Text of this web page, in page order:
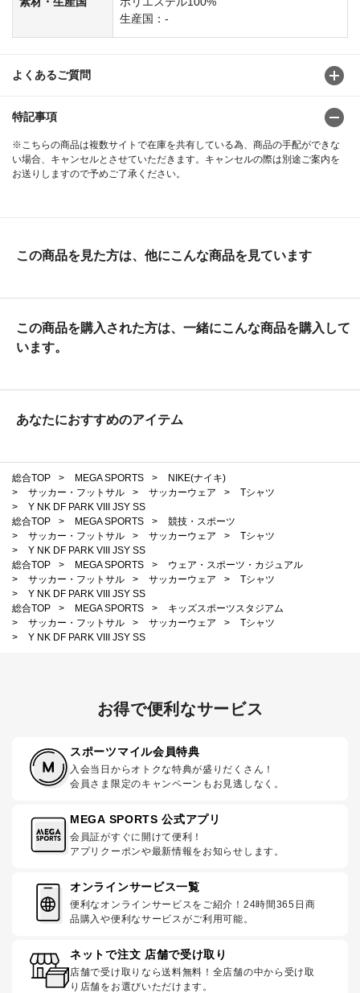
生産国：-
よくあるご質問
特記事項
※こちらの商品は複数サイトで在庫を共有している為、商品の手配ができな
い場合、キャンセルとさせていただきます。キャンセルの際は別途ご案内を
お送りしますので予めご了承ください。
この商品を見た方は、他にこんな商品を見ています
この商品を購入された方は、一緒にこんな商品を購入して
います。
あなたにおすすめのアイテム
総合TOP > MEGA SPORTS >
NIKE(ナイキ)
>
サッカー・フットサル > サッカーウェア >
Tシャツ
>
Y NK DF PARK VIII JSY SS
総合TOP
> MEGA SPORTS >
競技・スポーツ
>
サッカー・フットサル > サッカーウェア >
Tシャツ
>
Y NK DF PARK VIII JSY SS
総合TOP
> MEGA SPORTS >
ウェア・スポーツ・カジュアル
>
サッカー・フットサル > サッカーウェア >
Tシャツ
>
Y NK DF PARK VIII JSY SS
総合TOP
> MEGA SPORTS >
キッズスポーツスタジアム
>
サッカー・フットサル > サッカーウェア >
Tシャツ
>
Y NK DF PARK VIII JSY SS
お得で便利なサービス
スポーツマイル会員特典
入会当日からオトクな特典が盛りだくさん！
会員さま限定のキャンペーンもお見逃しなく。
MEGA SPORTS 公式アプリ
会員証がすぐに開けて便利！
アプリクーポンや最新情報をお知らせします。
オンラインサービス一覧
便利なオンラインサービスをご紹介！24時間365日商
品購入や便利なサービスがご利用可能。
ネットで注文 店舗で受け取り
店舗で受け取りなら送料無料！全店舗の中から受け取
り店舗をお選びいただけます。